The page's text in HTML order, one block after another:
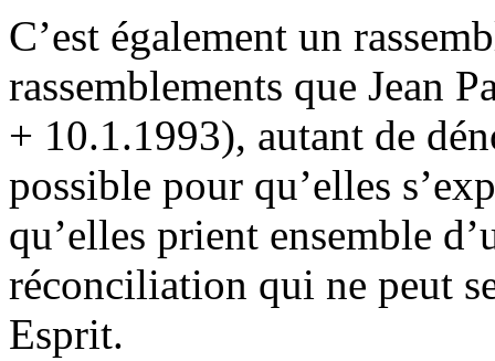
C’est également un
rassemblements que Jean
+ 10.1.1993), autant de
possible pour qu’elles
qu’elles prient ensemble
réconciliation qui ne peut
Esprit.